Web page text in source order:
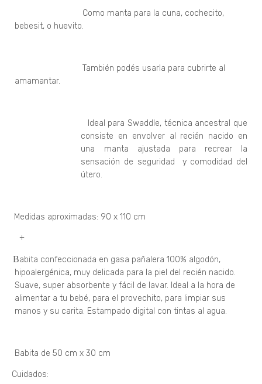
Como manta para la cuna, cochecito,
bebesit, o huevito.
También podés usarla para cubrirte al
amamantar.
Ideal para Swaddle, técnica ancestral que
consiste en envolver al recién nacido en
una manta ajustada para recrear la
sensación de seguridad
y comodidad del
útero.
Medidas aproximadas: 90 x 110 cm
+
Babita confeccionada en gasa pañalera 100% algodón,
hipoalergénica, muy delicada para la piel del recién nacido.
Suave, super absorbente y fácil de lavar. Ideal a la hora de
alimentar a tu bebé, para el provechito, para limpiar sus
manos y su carita. Estampado digital con tintas al agua.
Babita de 50 cm x 30 cm
Cuidados: